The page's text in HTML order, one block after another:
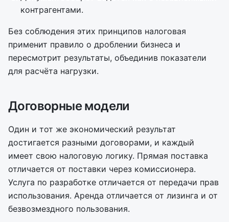
контрагентами.
Без соблюдения этих принципов налоговая
применит правило о дроблении бизнеса и
пересмотрит результаты, объединив показатели
для расчёта нагрузки.
Договорные модели
Один и тот же экономический результат
достигается разными договорами, и каждый
имеет свою налоговую логику. Прямая поставка
отличается от поставки через комиссионера.
Услуга по разработке отличается от передачи прав
использования. Аренда отличается от лизинга и от
безвозмездного пользования.